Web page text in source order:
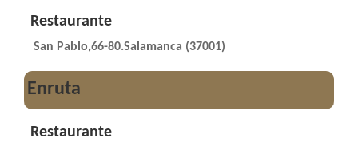
Restaurante
San Pablo,66-80.Salamanca (37001)
Enruta
Restaurante